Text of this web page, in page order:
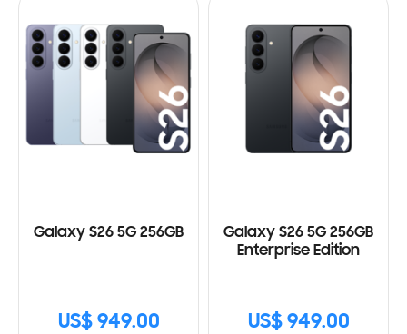
Galaxy S26 5G 256GB
US$ 949.00
Galaxy S26 5G 256GB
Enterprise Edition
US$ 949.00